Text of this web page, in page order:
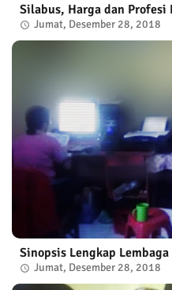
Silabus, Harga dan Profesi
Jumat, Desember 28, 2018
Sinopsis Lengkap
Jumat, Desember 28, 2018